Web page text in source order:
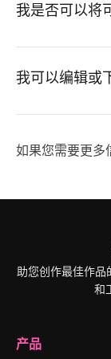
我是否可以将
我可以编辑或
如果您需要更多
助您创作最佳作品
和
产品